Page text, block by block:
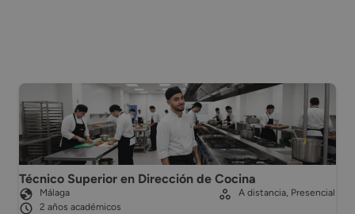
Técnico Superior en Dirección de Cocina
Málaga
2 años académicos
A distancia, Presencial